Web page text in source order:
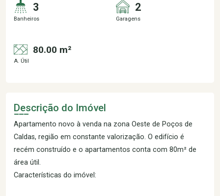
3
Banheiros
2
Garagens
80.00 m²
A. Útil
Descrição do Imóvel
Apartamento novo à venda na zona Oeste de Poços de
Caldas, região em constante valorização. O edifício é
recém construído e o apartamentos conta com 80m² de
área útil.
Características do imóvel: